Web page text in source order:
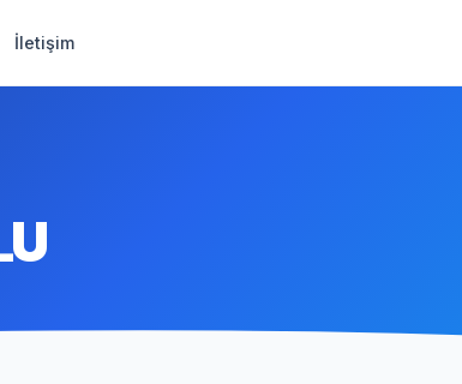
İletişim